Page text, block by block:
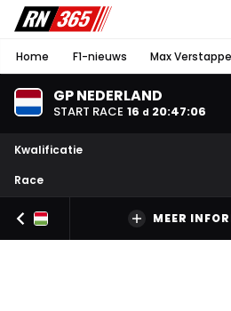
Home F1-nieuws Max
GP NEDERLAND
START RACE 16 d 20:47:05
Kwalificatie
Race
MEER